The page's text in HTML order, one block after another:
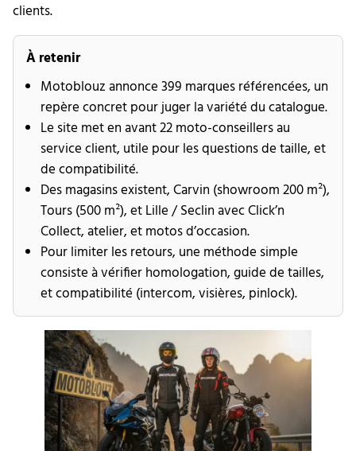
clients.
À retenir
Motoblouz annonce 399 marques référencées, un
repère concret pour juger la variété du catalogue.
Le site met en avant 22 moto-conseillers au
service client, utile pour les questions de taille, et
de compatibilité.
Des magasins existent, Carvin (showroom 200 m²),
Tours (500 m²), et Lille / Seclin avec Click’n
Collect, atelier, et motos d’occasion.
Pour limiter les retours, une méthode simple
consiste à vérifier homologation, guide de tailles,
et compatibilité (intercom, visières, pinlock).